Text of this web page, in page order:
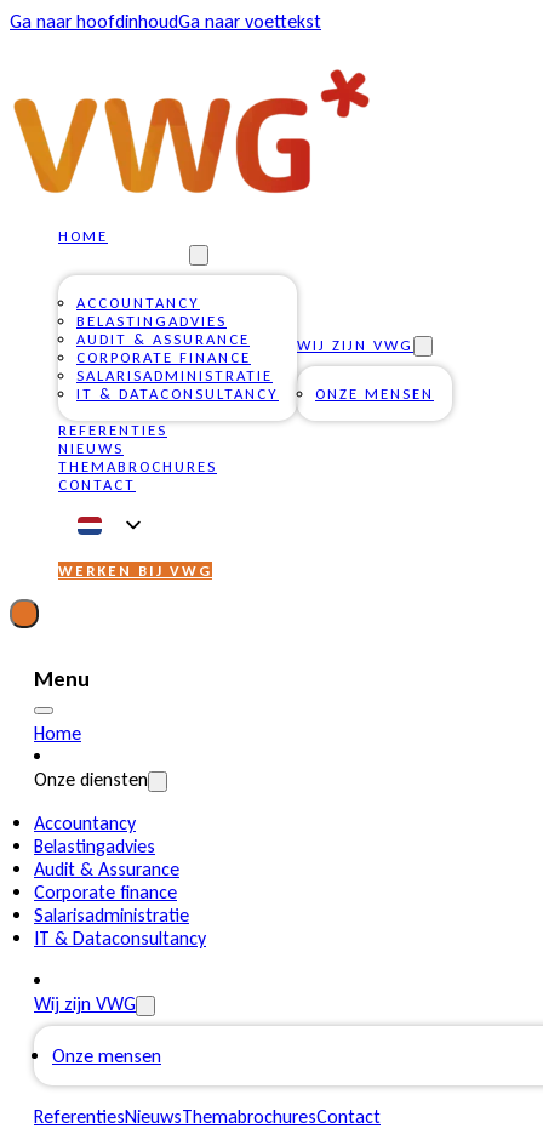
Ga naar hoofdinhoudGa naar voettekst
HOME
ACCOUNTANCY
BELASTINGADVIES
AUDIT & ASSURANCE
CORPORATE FINANCE
SALARISADMINISTRATIE
IT & DATACONSULTANCY
WIJ ZIJN VWG
ONZE MENSEN
REFERENTIES
NIEUWS
THEMABROCHURES
CONTACT
WERKEN BIJ VWG
Menu
Home
Onze diensten
Accountancy
Belastingadvies
Audit & Assurance
Corporate finance
Salarisadministratie
IT & Dataconsultancy
Wij zijn VWG
Onze mensen
ReferentiesNieuwsThemabrochuresContact